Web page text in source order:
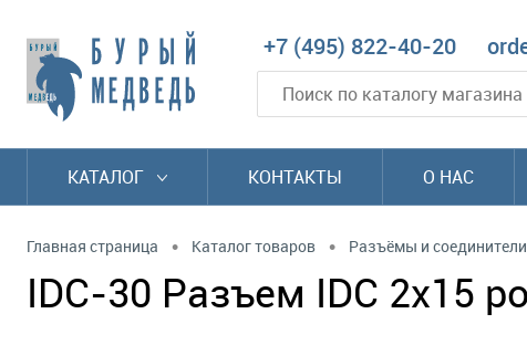
+7 (495) 822-40-20
КАТАЛОГ КОНТАКТЫ О НАС
Главная страница • Каталог товаров • Разъёмы и соединители
IDC-30 Разъем IDC 2х15